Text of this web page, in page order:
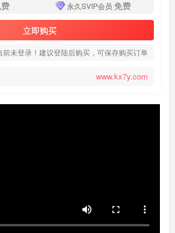
永久SVIP会员 免费
立即购买
前未登录！建议登陆后购买，可保存购买订单
www.kx7y.com